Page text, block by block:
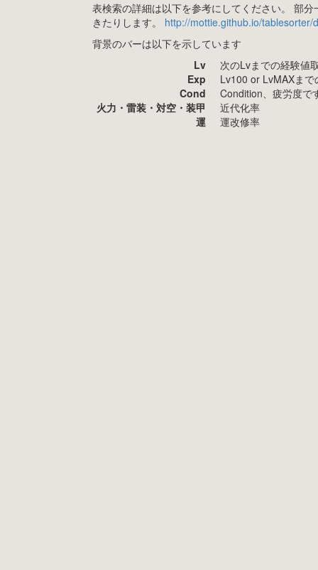
表検索の詳細は以下を参考にしてください。 部
きたりします。 http://mottie.github.io/
背景のバーは以下を示しています
Lv
次のLvまでの経験値
Exp
Lv100 or LvMAXま
Cond
Condition、疲労度で
火力・雷装・対空・装甲
近代化率
運
運改修率